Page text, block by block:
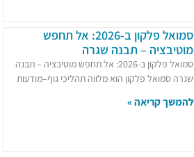
סמואל פלקון ב-2026: אל תחפש
מוטיבציה – תבנה שגרה
סמואל פלקון ב-2026: אל תחפש מוטיבציה – תבנה
שגרה סמואל פלקון הוא מלווה תהליכי גוף–מודעות
להמשך קריאה »